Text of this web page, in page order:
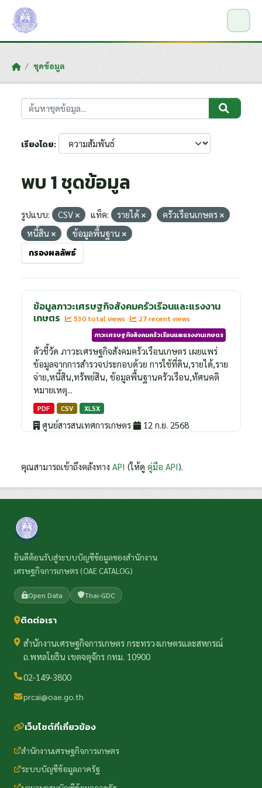
Skip to main content
ชุดข้อมูล
เรียงโดย
พบ 1 ชุดข้อมูล
รูปแบบ: CSV แท็ค: รายได้
ครัวเรือนเกษตร
หนี้สิน
ข้อมูลพื้นฐาน
กรองผลลัพธ์
ข้อมูลภาวะเศรษฐกิจสังคมครัวเรือนและแรงงาน
เกษตร
530 total views
27 recent views
ภาวะเศรษฐกิจสังคมครัวเรือนและแรงงานเกษตร
ตัวชี้วัด ภาวะเศรษฐกิจสังคมครัวเรือนเกษตร เผยแพร่
ข้อมูลจากการสำรวจประกอบด้วย การใช้ที่ดิน,รายได้,ราย
จ่าย,หนี้สิน,ทรัพย์สิน, ข้อมูลพื้นฐานครัวเรือน,ทัศนคติ
หมายเหตุ...
PDF CSV XLSX
ศูนย์สารสนเทศการเกษตร 12 ก.ย. 2568
คุณสามารถเข้าถึงคลังทาง API (ให้ดู คู่มือ API).
ยินดีต้อนรับสู่ระบบบัญชีข้อมูลของสำนักงาน
เศรษฐกิจการเกษตร (OAE CATALOG)
Open Data Thai-GDC
ติดต่อเรา
สำนักงานเศรษฐกิจการเกษตร กระทรวงเกษตรและสหกรณ์
ถ.พหลโยธิน เขตจตุจักร กทม. 10900
02-149-3800
prcai@oae.go.th
เว็บไซต์ที่เกี่ยวข้อง
สำนักงานเศรษฐกิจการเกษตร
ระบบบัญชีข้อมูลภาครัฐ